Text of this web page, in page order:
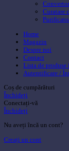
Curatare
Home
Magazin
Despre noi
Contact
Lista de produse
Autentificare /
Coș de cumpărături
Închideți
Conectați-vă
Închideți
Nu aveți încă un cont?
Creați un cont